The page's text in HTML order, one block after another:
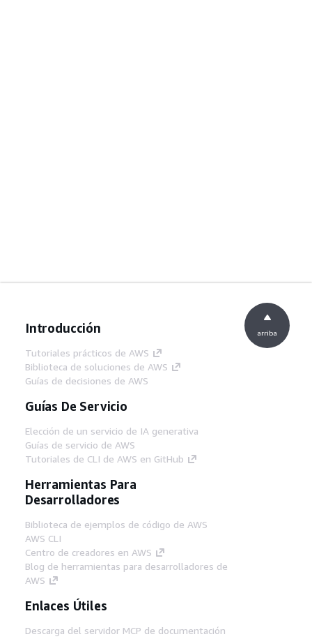
Introducción
Tutoriales prácticos de AWS
Biblioteca de soluciones de AWS
Guías de decisiones de AWS
Guías De Servicio
Elección de un servicio de IA generativa
Guías de servicio de AWS
Tutoriales de CLI de AWS en GitHub
Herramientas Para
Desarrolladores
Biblioteca de ejemplos de código de AWS
AWS CLI
Centro de creadores en AWS
Blog de herramientas para desarrolladores de
AWS
Enlaces Útiles
Descarga del servidor MCP de documentación
arriba